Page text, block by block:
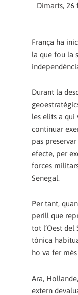
Dimarts, 26
França ha
la que fou la
Durant la
les elits a qui
continuar
pas
efecte, per
forces
Senegal.
Per tant,
perill que
tot l’Oest del
tònica
ho va fer
Ara,
extern